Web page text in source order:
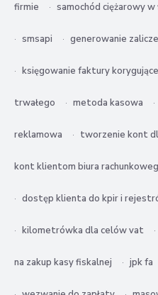
firmie samochód ciężarowy w
smsapi generowanie
księgowanie faktury
trwałego metoda kasowa
reklamowa tworzenie kont
kont klientom biura
dostęp klienta do kpir i
kilometrówka dla celów vat
na zakup kasy fiskalnej jpk fa